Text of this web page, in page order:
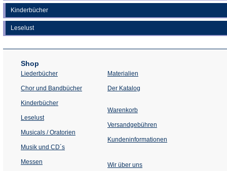
Kinderbücher
Leselust
Shop
Liederbücher
Chor und Bandbücher
Kinderbücher
Leselust
Musicals / Oratorien
Musik und CD´s
Messen
Materialien
Der Katalog
Warenkorb
Versandgebühren
Kundeninformationen
Wir über uns